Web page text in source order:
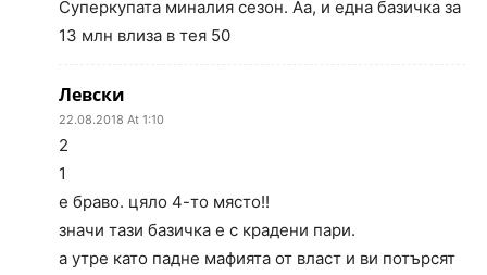
Суперкупата миналия сезон. Аа, и една базичка за
13 млн влиза в тея 50
Левски
22.08.2018 At 1:10
2
1
е браво. цяло 4-то място!!
значи тази базичка е с крадени пари.
а утре като падне мафията от власт и ви потърсят